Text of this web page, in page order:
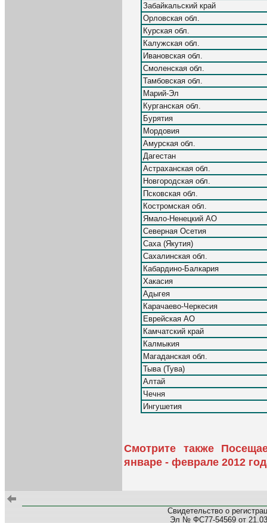
Забайкальский край
Орловская обл.
Курская обл.
Калужская обл.
Ивановская обл.
Смоленская обл.
Тамбовская обл.
Марий-Эл
Курганская обл.
Бурятия
Мордовия
Амурская обл.
Дагестан
Астраханская обл.
Новгородская обл.
Псковская обл.
Костромская обл.
Ямало-Ненецкий АО
Северная Осетия
Саха (Якутия)
Сахалинская обл.
Кабардино-Балкария
Хакасия
Адыгея
Карачаево-Черкесия
Еврейская АО
Камчатский край
Калмыкия
Магаданская обл.
Тыва (Тува)
Алтай
Чечня
Ингушетия
Смотрите также
январе - феврале 2012
Свидетельство о
Эл № ФС77-54569 от